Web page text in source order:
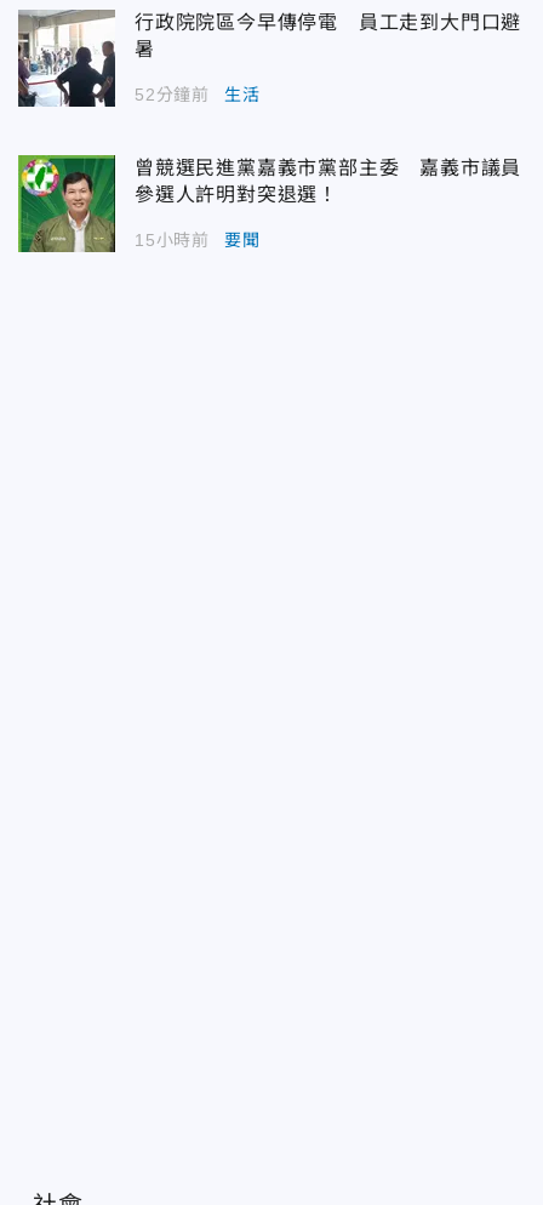
行政院院區今早傳停電 員工走到大門口避
暑
52分鐘前 生活
曾競選民進黨嘉義市黨部主委 嘉義市議員
參選人許明對突退選！
15小時前 要聞